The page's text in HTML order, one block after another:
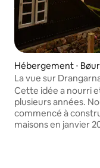
Hébergement ⋅ Bøur
La vue sur
Mykines
Cette idée a nourri
plusieurs années.
commencé à
maisons en janvier